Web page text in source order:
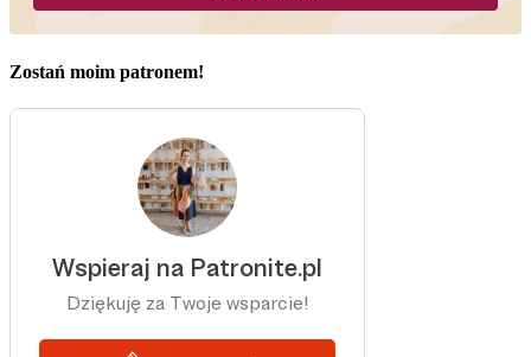
Zostań moim patronem!